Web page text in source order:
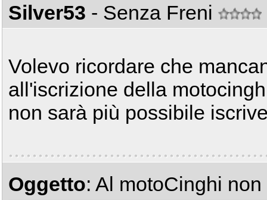
Silver53 - Senza Freni
Volevo ricordare che
all'iscrizione della
non sarà più possibile
Oggetto: Al motoCinghi